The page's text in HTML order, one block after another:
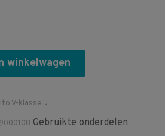
winkelwagen
V-klasse
Gebruikte onderdelen